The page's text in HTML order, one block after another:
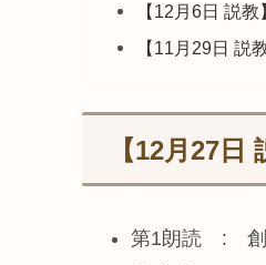
【12月6日 説
【11月29日 説
【12月27日
第1朗読 : 創